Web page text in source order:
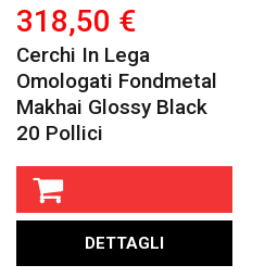
318,50 €
Cerchi In Lega
Omologati Fondmetal
Makhai Glossy Black
20 Pollici
DETTAGLI